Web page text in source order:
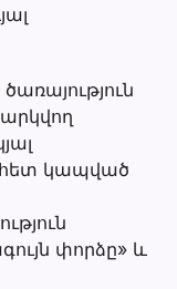
հետ կապված
փորձը» և